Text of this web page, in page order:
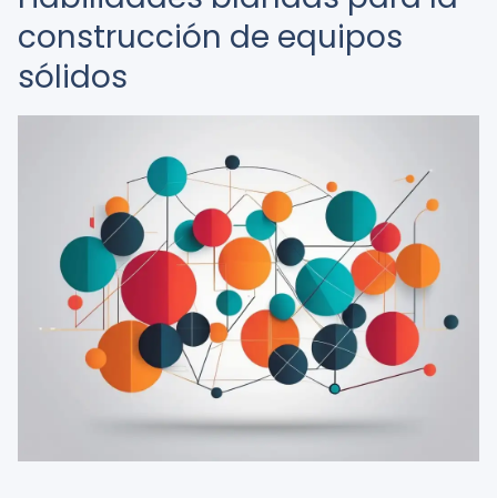
construcción de equipos
sólidos